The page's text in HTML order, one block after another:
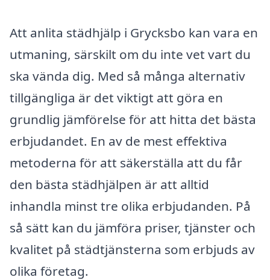
Att anlita städhjälp i Grycksbo kan vara en
utmaning, särskilt om du inte vet vart du
ska vända dig. Med så många alternativ
tillgängliga är det viktigt att göra en
grundlig jämförelse för att hitta det bästa
erbjudandet. En av de mest effektiva
metoderna för att säkerställa att du får
den bästa städhjälpen är att alltid
inhandla minst tre olika erbjudanden. På
så sätt kan du jämföra priser, tjänster och
kvalitet på städtjänsterna som erbjuds av
olika företag.